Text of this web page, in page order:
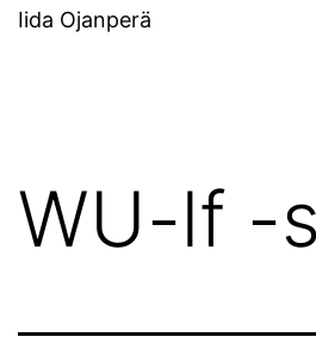
Iida Ojanperä
WU-lf -